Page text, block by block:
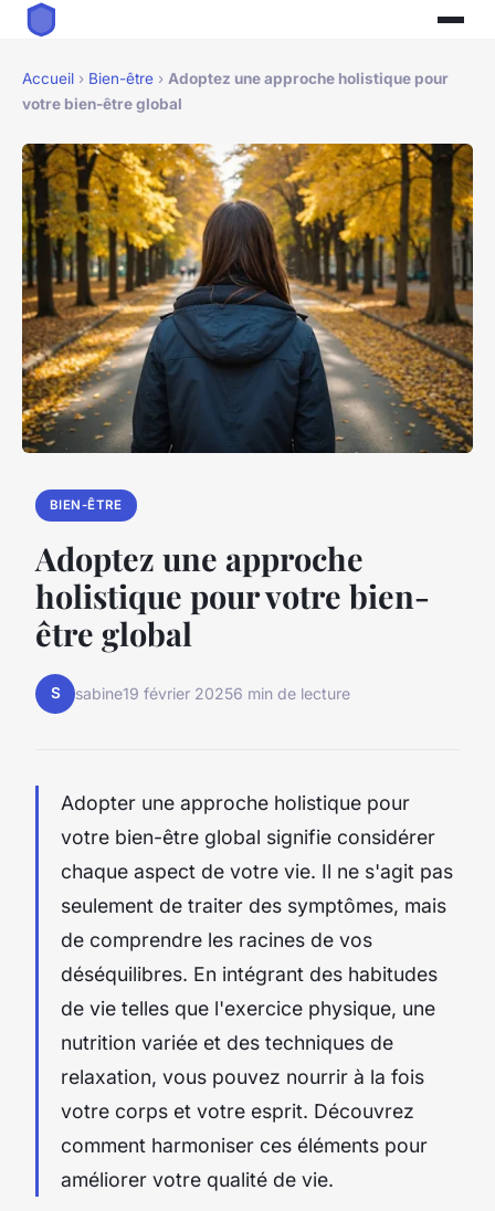
Accueil › Bien-être › Adoptez une approche holistique pour
votre bien-être global
BIEN-ÊTRE
Adoptez une approche
holistique pour votre bien-
être global
S sabine19 février 20256 min de lecture
Adopter une approche holistique pour
votre bien-être global signifie considérer
chaque aspect de votre vie. Il ne s'agit pas
seulement de traiter des symptômes, mais
de comprendre les racines de vos
déséquilibres. En intégrant des habitudes
de vie telles que l'exercice physique, une
nutrition variée et des techniques de
relaxation, vous pouvez nourrir à la fois
votre corps et votre esprit. Découvrez
comment harmoniser ces éléments pour
améliorer votre qualité de vie.